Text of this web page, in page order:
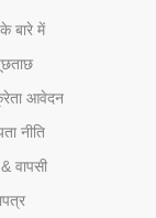
बारे में
आवेदन
नीति
वापसी